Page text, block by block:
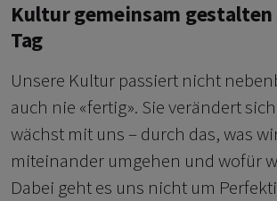
Kultur gemeinsam gestalten
Tag
Unsere Kultur passiert nicht
auch nie «fertig». Sie verändert
wächst mit uns – durch das, was
miteinander umgehen und wofür
Dabei geht es uns nicht um